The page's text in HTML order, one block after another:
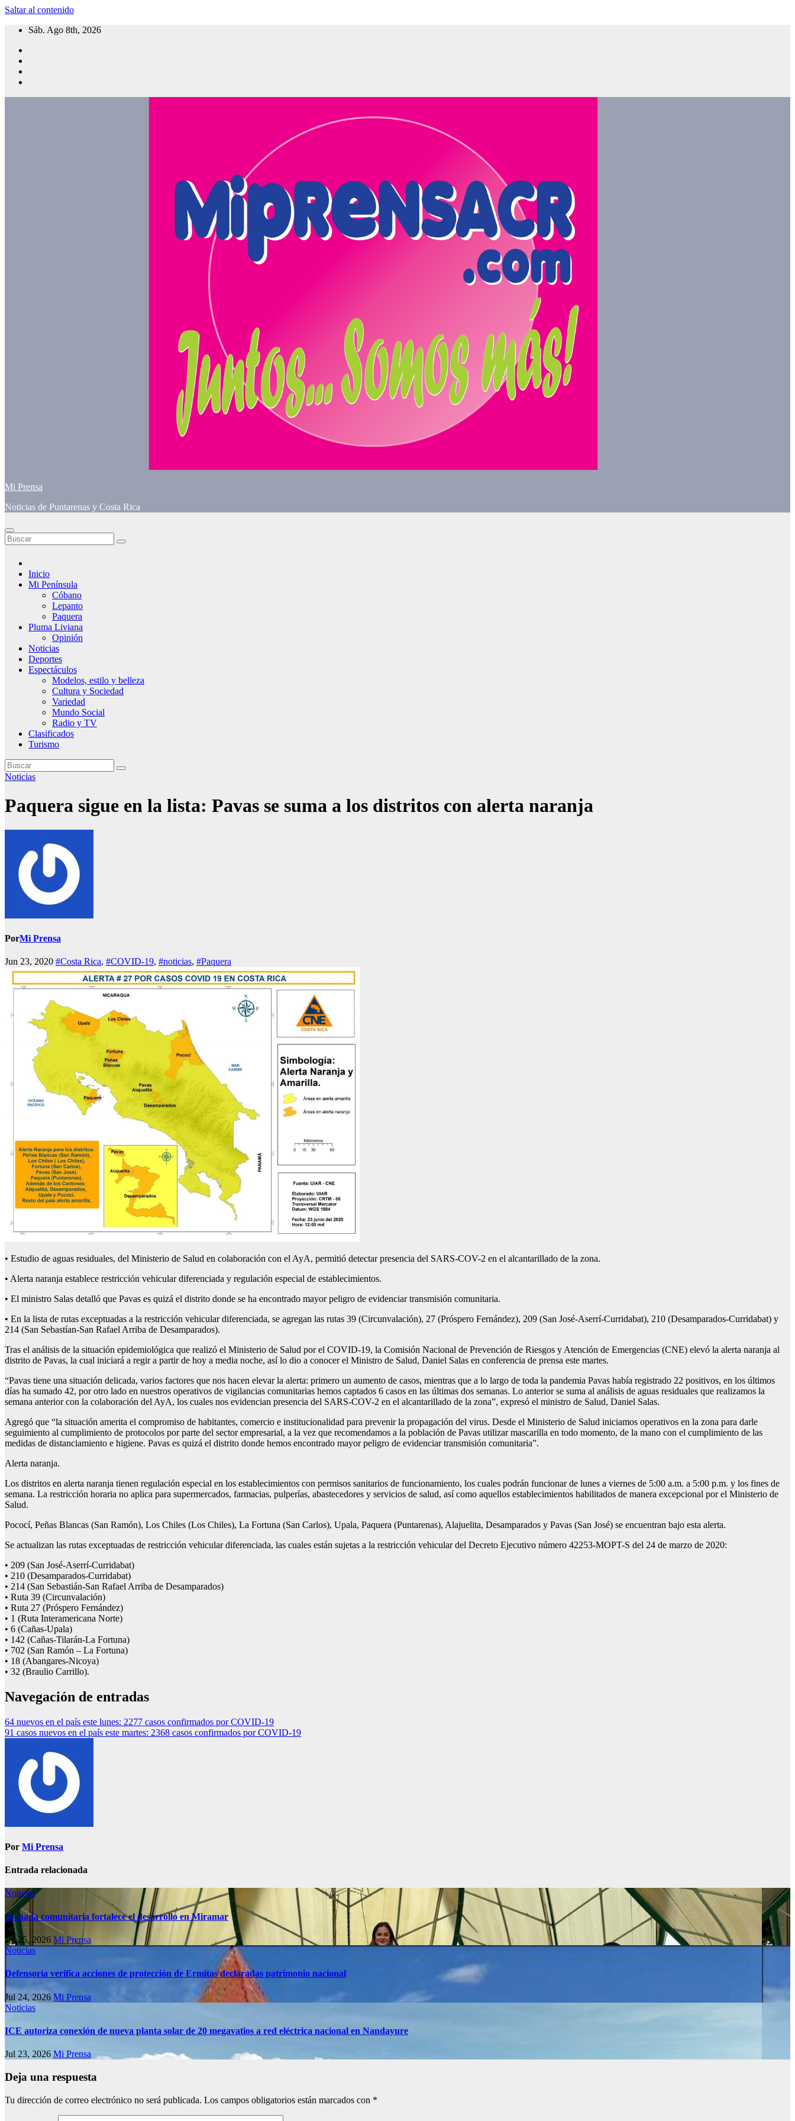
Saltar al contenido
Sáb. Ago 8th, 2026
Mi Prensa
Noticias de Puntarenas y Costa Rica
Inicio
Mi Península
Cóbano
Lepanto
Paquera
Pluma Liviana
Opinión
Noticias
Deportes
Espectáculos
Modelos, estilo y belleza
Cultura y Sociedad
Variedad
Mundo Social
Radio y TV
Clasificados
Turismo
Noticias
Paquera sigue en la lista: Pavas se suma a los distritos con alerta naranja
PorMi Prensa
Jun 23, 2020 #Costa Rica, #COVID-19, #noticias, #Paquera
• Estudio de aguas residuales, del Ministerio de Salud en colaboración con el AyA, permitió detectar presencia del SARS-COV-2 en el alcantarillado de la zona.
• Alerta naranja establece restricción vehicular diferenciada y regulación especial de establecimientos.
• El ministro Salas detalló que Pavas es quizá el distrito donde se ha encontrado mayor peligro de evidenciar transmisión comunitaria.
• En la lista de rutas exceptuadas a la restricción vehicular diferenciada, se agregan las rutas 39 (Circunvalación), 27 (Próspero Fernández), 209 (San José-Aserrí-Curridabat), 210 (Desamparados-Curridabat) y
214 (San Sebastían-San Rafael Arriba de Desamparados).
Tras el análisis de la situación epidemiológica que realizó el Ministerio de Salud por el COVID-19, la Comisión Nacional de Prevención de Riesgos y Atención de Emergencias (CNE) elevó la alerta naranja al
distrito de Pavas, la cual iniciará a regir a partir de hoy a media noche, así lo dio a conocer el Ministro de Salud, Daniel Salas en conferencia de prensa este martes.
“Pavas tiene una situación delicada, varios factores que nos hacen elevar la alerta: primero un aumento de casos, mientras que a lo largo de toda la pandemia Pavas había registrado 22 positivos, en los últimos
días ha sumado 42, por otro lado en nuestros operativos de vigilancias comunitarias hemos captados 6 casos en las últimas dos semanas. Lo anterior se suma al análisis de aguas residuales que realizamos la
semana anterior con la colaboración del AyA, los cuales nos evidencian presencia del SARS-COV-2 en el alcantarillado de la zona”, expresó el ministro de Salud, Daniel Salas.
Agregó que “la situación amerita el compromiso de habitantes, comercio e institucionalidad para prevenir la propagación del virus. Desde el Ministerio de Salud iniciamos operativos en la zona para darle
seguimiento al cumplimiento de protocolos por parte del sector empresarial, a la vez que recomendamos a la población de Pavas utilizar mascarilla en todo momento, de la mano con el cumplimiento de las
medidas de distanciamiento e higiene. Pavas es quizá el distrito donde hemos encontrado mayor peligro de evidenciar transmisión comunitaria”.
Alerta naranja.
Los distritos en alerta naranja tienen regulación especial en los establecimientos con permisos sanitarios de funcionamiento, los cuales podrán funcionar de lunes a viernes de 5:00 a.m. a 5:00 p.m. y los fines de
semana. La restricción horaria no aplica para supermercados, farmacias, pulperías, abastecedores y servicios de salud, así como aquellos establecimientos habilitados de manera excepcional por el Ministerio de
Salud.
Pococí, Peñas Blancas (San Ramón), Los Chiles (Los Chiles), La Fortuna (San Carlos), Upala, Paquera (Puntarenas), Alajuelita, Desamparados y Pavas (San José) se encuentran bajo esta alerta.
Se actualizan las rutas exceptuadas de restricción vehicular diferenciada, las cuales están sujetas a la restricción vehicular del Decreto Ejecutivo número 42253-MOPT-S del 24 de marzo de 2020:
• 209 (San José-Aserrí-Curridabat)
• 210 (Desamparados-Curridabat)
• 214 (San Sebastián-San Rafael Arriba de Desamparados)
• Ruta 39 (Circunvalación)
• Ruta 27 (Próspero Fernández)
• 1 (Ruta Interamericana Norte)
• 6 (Cañas-Upala)
• 142 (Cañas-Tilarán-La Fortuna)
• 702 (San Ramón – La Fortuna)
• 18 (Abangares-Nicoya)
• 32 (Braulio Carrillo).
Navegación de entradas
64 nuevos en el país este lunes: 2277 casos confirmados por COVID-19
91 casos nuevos en el país este martes: 2368 casos confirmados por COVID-19
Por Mi Prensa
Entrada relacionada
Noticias
Jornada comunitaria fortalece el desarrollo en Miramar
Jul 25, 2026 Mi Prensa
Noticias
Defensoría verifica acciones de protección de Ermitas declaradas patrimonio nacional
Jul 24, 2026 Mi Prensa
Noticias
ICE autoriza conexión de nueva planta solar de 20 megavatios a red eléctrica nacional en Nandayure
Jul 23, 2026 Mi Prensa
Deja una respuesta
Tu dirección de correo electrónico no será publicada. Los campos obligatorios están marcados con *